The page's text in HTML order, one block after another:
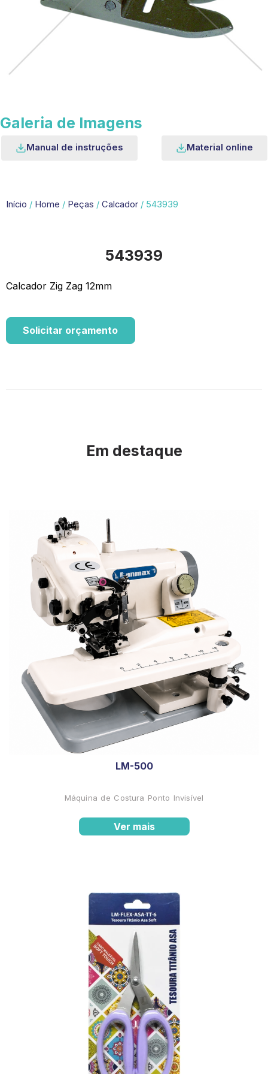
Galeria de Imagens
Manual de instruções Material online
Início / Home / Peças / Calcador / 543939
543939
Calcador Zig Zag 12mm
Solicitar orçamento
Em destaque
LM-500
Máquina de Costura Ponto Invisível
Ver mais